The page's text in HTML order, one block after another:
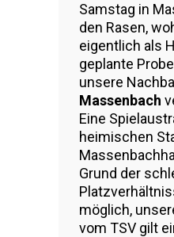
Samstag in
den Rasen,
eigentlich als
geplante
unsere
Massenbach
Eine
heimischen
Grund der
möglich,
vom TSV gilt